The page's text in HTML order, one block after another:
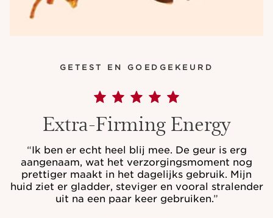
GETEST EN GOEDGEKEURD
Extra-Firming Energy
“Ik ben er echt heel blij mee. De geur is erg
aangenaam, wat het verzorgingsmoment nog
prettiger maakt in het dagelijks gebruik. Mijn
huid ziet er gladder, steviger en vooral stralender
uit na een paar keer gebruiken.”